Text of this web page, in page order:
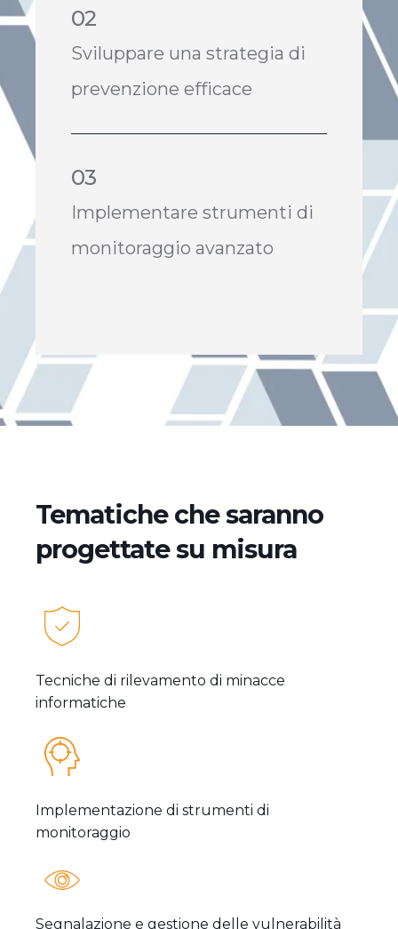
02
Sviluppare una strategia di
prevenzione efficace
03
Implementare strumenti di
monitoraggio avanzato
Tematiche che saranno
progettate su misura
Tecniche di rilevamento di minacce
informatiche
Implementazione di strumenti di
monitoraggio
Segnalazione e gestione delle vulnerabilità